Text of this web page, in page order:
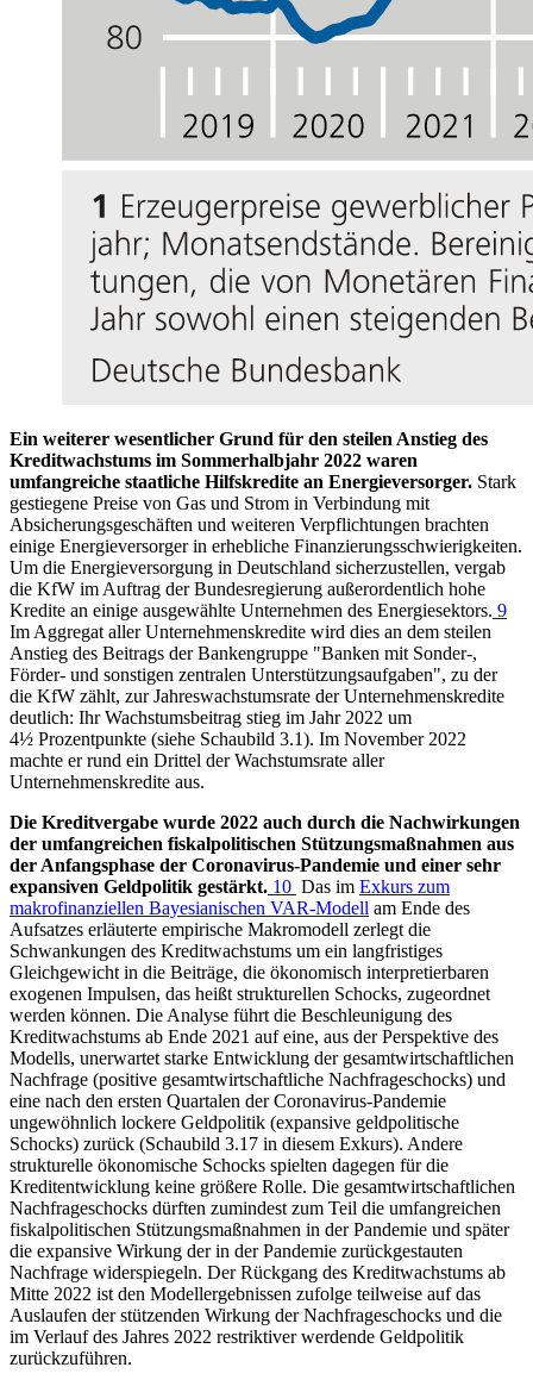
Ein weiterer wesentlicher Grund für den steilen Anstieg des
Kreditwachstums im Sommerhalbjahr 2022 waren
umfangreiche staatliche Hilfskredite an Energieversorger. Stark
gestiegene Preise von Gas und Strom in Verbindung mit
Absicherungsgeschäften und weiteren Verpflichtungen brachten
einige Energieversorger in erhebliche Finanzierungsschwierigkeiten.
Um die Energieversorgung in Deutschland sicherzustellen, vergab
die KfW im Auftrag der Bundesregierung außerordentlich hohe
Kredite an einige ausgewählte Unternehmen des Energiesektors. 9
Im Aggregat aller Unternehmenskredite wird dies an dem steilen
Anstieg des Beitrags der Bankengruppe "Banken mit Sonder-,
Förder- und sonstigen zentralen Unterstützungsaufgaben", zu der
die KfW zählt, zur Jahreswachstumsrate der Unternehmenskredite
deutlich: Ihr Wachstumsbeitrag stieg im Jahr 2022 um
4½ Prozentpunkte (siehe Schaubild 3.1). Im November 2022
machte er rund ein Drittel der Wachstumsrate aller
Unternehmenskredite aus.
Die Kreditvergabe wurde 2022 auch durch die Nachwirkungen
der umfangreichen fiskalpolitischen Stützungsmaßnahmen aus
der Anfangsphase der Coronavirus-Pandemie und einer sehr
expansiven Geldpolitik gestärkt. 10 Das im Exkurs zum
makrofinanziellen Bayesianischen VAR-Modell am Ende des
Aufsatzes erläuterte empirische Makromodell zerlegt die
Schwankungen des Kreditwachstums um ein langfristiges
Gleichgewicht in die Beiträge, die ökonomisch interpretierbaren
exogenen Impulsen, das heißt strukturellen Schocks, zugeordnet
werden können. Die Analyse führt die Beschleunigung des
Kreditwachstums ab Ende 2021 auf eine, aus der Perspektive des
Modells, unerwartet starke Entwicklung der gesamtwirtschaftlichen
Nachfrage (positive gesamtwirtschaftliche Nachfrageschocks) und
eine nach den ersten Quartalen der Coronavirus-Pandemie
ungewöhnlich lockere Geldpolitik (expansive geldpolitische
Schocks) zurück (Schaubild 3.17 in diesem Exkurs). Andere
strukturelle ökonomische Schocks spielten dagegen für die
Kreditentwicklung keine größere Rolle. Die gesamtwirtschaftlichen
Nachfrageschocks dürften zumindest zum Teil die umfangreichen
fiskalpolitischen Stützungsmaßnahmen in der Pandemie und später
die expansive Wirkung der in der Pandemie zurückgestauten
Nachfrage widerspiegeln. Der Rückgang des Kreditwachstums ab
Mitte 2022 ist den Modellergebnissen zufolge teilweise auf das
Auslaufen der stützenden Wirkung der Nachfrageschocks und die
im Verlauf des Jahres 2022 restriktiver werdende Geldpolitik
zurückzuführen.